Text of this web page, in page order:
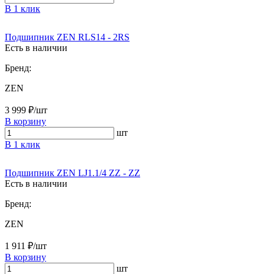
В 1 клик
Подшипник ZEN RLS14 - 2RS
Есть в наличии
Бренд:
ZEN
3 999 ₽/шт
В корзину
шт
В 1 клик
Подшипник ZEN LJ1.1/4 ZZ - ZZ
Есть в наличии
Бренд:
ZEN
1 911 ₽/шт
В корзину
шт